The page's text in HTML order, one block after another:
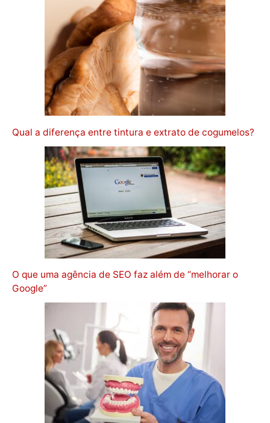
Qual a diferença entre tintura e extrato de cogumelos?
O que uma agência de SEO faz além de “melhorar o
Google”